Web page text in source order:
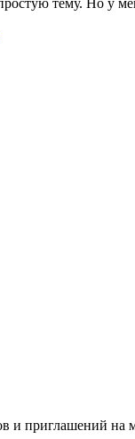
и приглашений на